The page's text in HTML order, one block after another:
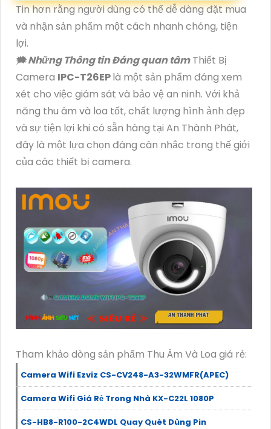
Tin hơn rằng người dùng có thể dễ dàng đặt mua
và nhận sản phẩm một cách nhanh chóng, tiện
lợi.
🗯️Những Thông tin Đáng quan tâmThiết Bị
Camera IPC-T26EPlà một sản phẩm đáng xem
xét cho việc giám sát và bảo vệ an ninh. Với khả
năng thu âm và loa tốt, chất lượng hình ảnh đẹp
và sự tiện lợi khi có sẵn hàng tại An Thành Phát,
đây là một lựa chọn đáng cân nhắc trong thế giới
của các thiết bị camera.
Tham khảo dòng sản phẩm Thu Âm Và Loa giá rẻ:
Camera Wifi Ezviz CS-CV248-A3-32WMFR(APEC)
Camera Wifi Giá Rẻ Trong Nhà KX-C22L 1080P
CS-HB8-R100-2C4WDL Quay Quét Dùng Pin